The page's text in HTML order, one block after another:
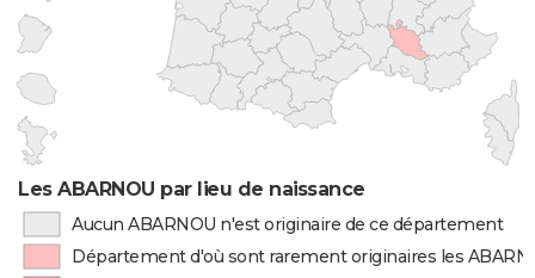
Les ABARNOU par lieu de naissance
Aucun ABARNOU n'est originaire de ce département
Département d'où sont rarement originaires les